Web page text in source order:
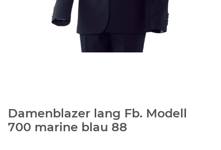
Damenblazer lang Fb. Modell
700 marine blau 88